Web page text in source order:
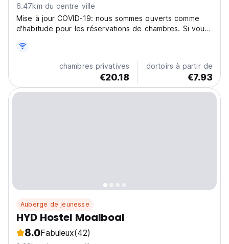
6.47km du centre ville
Mise à jour COVID-19: nous sommes ouverts comme
d'habitude pour les réservations de chambres. Si vous
chambres privatives
€20.18
dortoirs à partir de
€7.93
Auberge de jeunesse
HYD Hostel Moalboal
8.0Fabuleux(42)